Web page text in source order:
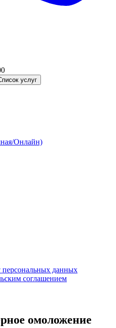
услуг
Онлайн)
персональных данных
соглашением
омоложение